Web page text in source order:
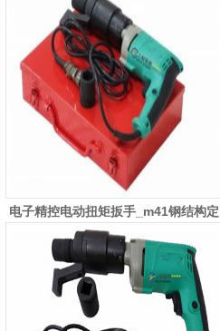
扭矩扳手_紧固螺钉电动扭力矩
电子精控电动扭矩扳手_m41钢结构定